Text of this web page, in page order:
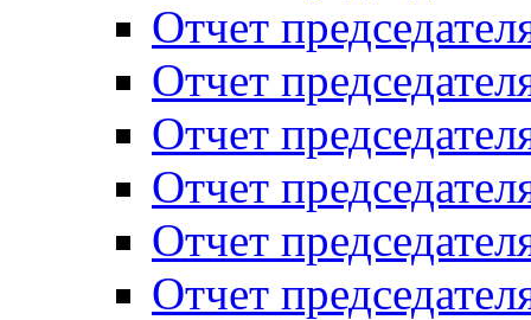
Отчет
Отчет
Отчет
Отчет
Отчет
Отчет